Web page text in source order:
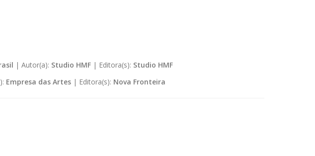
| Autor(a): Studio HMF| Editora(s): Studio HMF
Empresa das Artes| Editora(s): Nova Fronteira